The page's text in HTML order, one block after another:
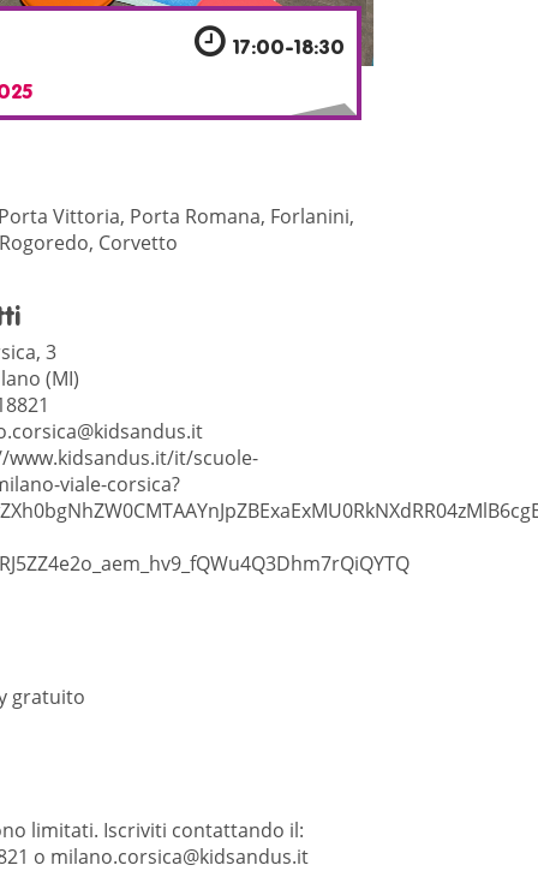
17:00-18:30
Vittoria, Porta Romana, Forlanini,
Corvetto
3
(MI)
it/scuole-
viale-corsica?
gratuito
limitati. Iscriviti contattando il:
o milano.corsica@kidsandus.it